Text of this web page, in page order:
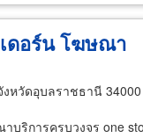
ดอร์น โฆษณา
งหวัดอุบลราชธานี 34000
การครบวงจร one